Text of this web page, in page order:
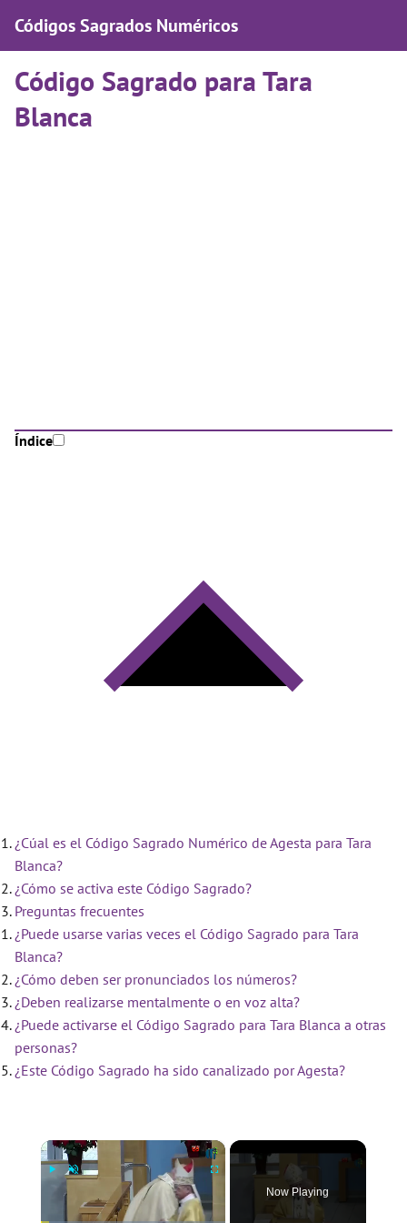
Códigos Sagrados Numéricos
Código Sagrado para Tara
Blanca
Índice
¿Cúal es el Código Sagrado Numérico de Agesta para Tara
Blanca?
¿Cómo se activa este Código Sagrado?
Preguntas frecuentes
¿Puede usarse varias veces el Código Sagrado para Tara
Blanca?
¿Cómo deben ser pronunciados los números?
¿Deben realizarse mentalmente o en voz alta?
¿Puede activarse el Código Sagrado para Tara Blanca a otras
personas?
¿Este Código Sagrado ha sido canalizado por Agesta?
×
Now Playing